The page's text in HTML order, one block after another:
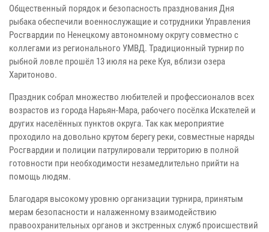
Общественный порядок и безопасность празднования Дня
рыбака обеспечили военнослужащие и сотрудники Управления
Росгвардии по Ненецкому автономному округу совместно с
коллегами из регионального УМВД. Традиционный турнир по
рыбной ловле прошёл 13 июля на реке Куя, вблизи озера
Харитоново.
Праздник собрал множество любителей и профессионалов всех
возрастов из города Нарьян-Мара, рабочего посёлка Искателей и
других населённых пунктов округа. Так как мероприятие
проходило на довольно крутом берегу реки, совместные наряды
Росгвардии и полиции патрулировали территорию в полной
готовности при необходимости незамедлительно прийти на
помощь людям.
Благодаря высокому уровню организации турнира, принятым
мерам безопасности и налаженному взаимодействию
правоохранительных органов и экстренных служб происшествий